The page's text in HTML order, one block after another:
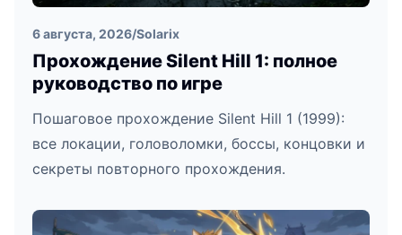
6 августа, 2026/Solarix
Прохождение Silent Hill 1: полное
руководство по игре
Пошаговое прохождение Silent Hill 1 (1999):
все локации, головоломки, боссы, концовки и
секреты повторного прохождения.